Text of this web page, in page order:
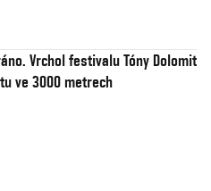
Vrchol festivalu Tóny Dolomit
ve 3000 metrech